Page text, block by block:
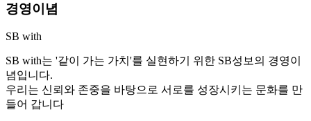
경영이념
SB with
SB with는 '같이 가는 가치'를 실현하기 위한 SB성보의 경영이
념입니다.
우리는 신뢰와 존중을 바탕으로 서로를 성장시키는 문화를 만
들어 갑니다